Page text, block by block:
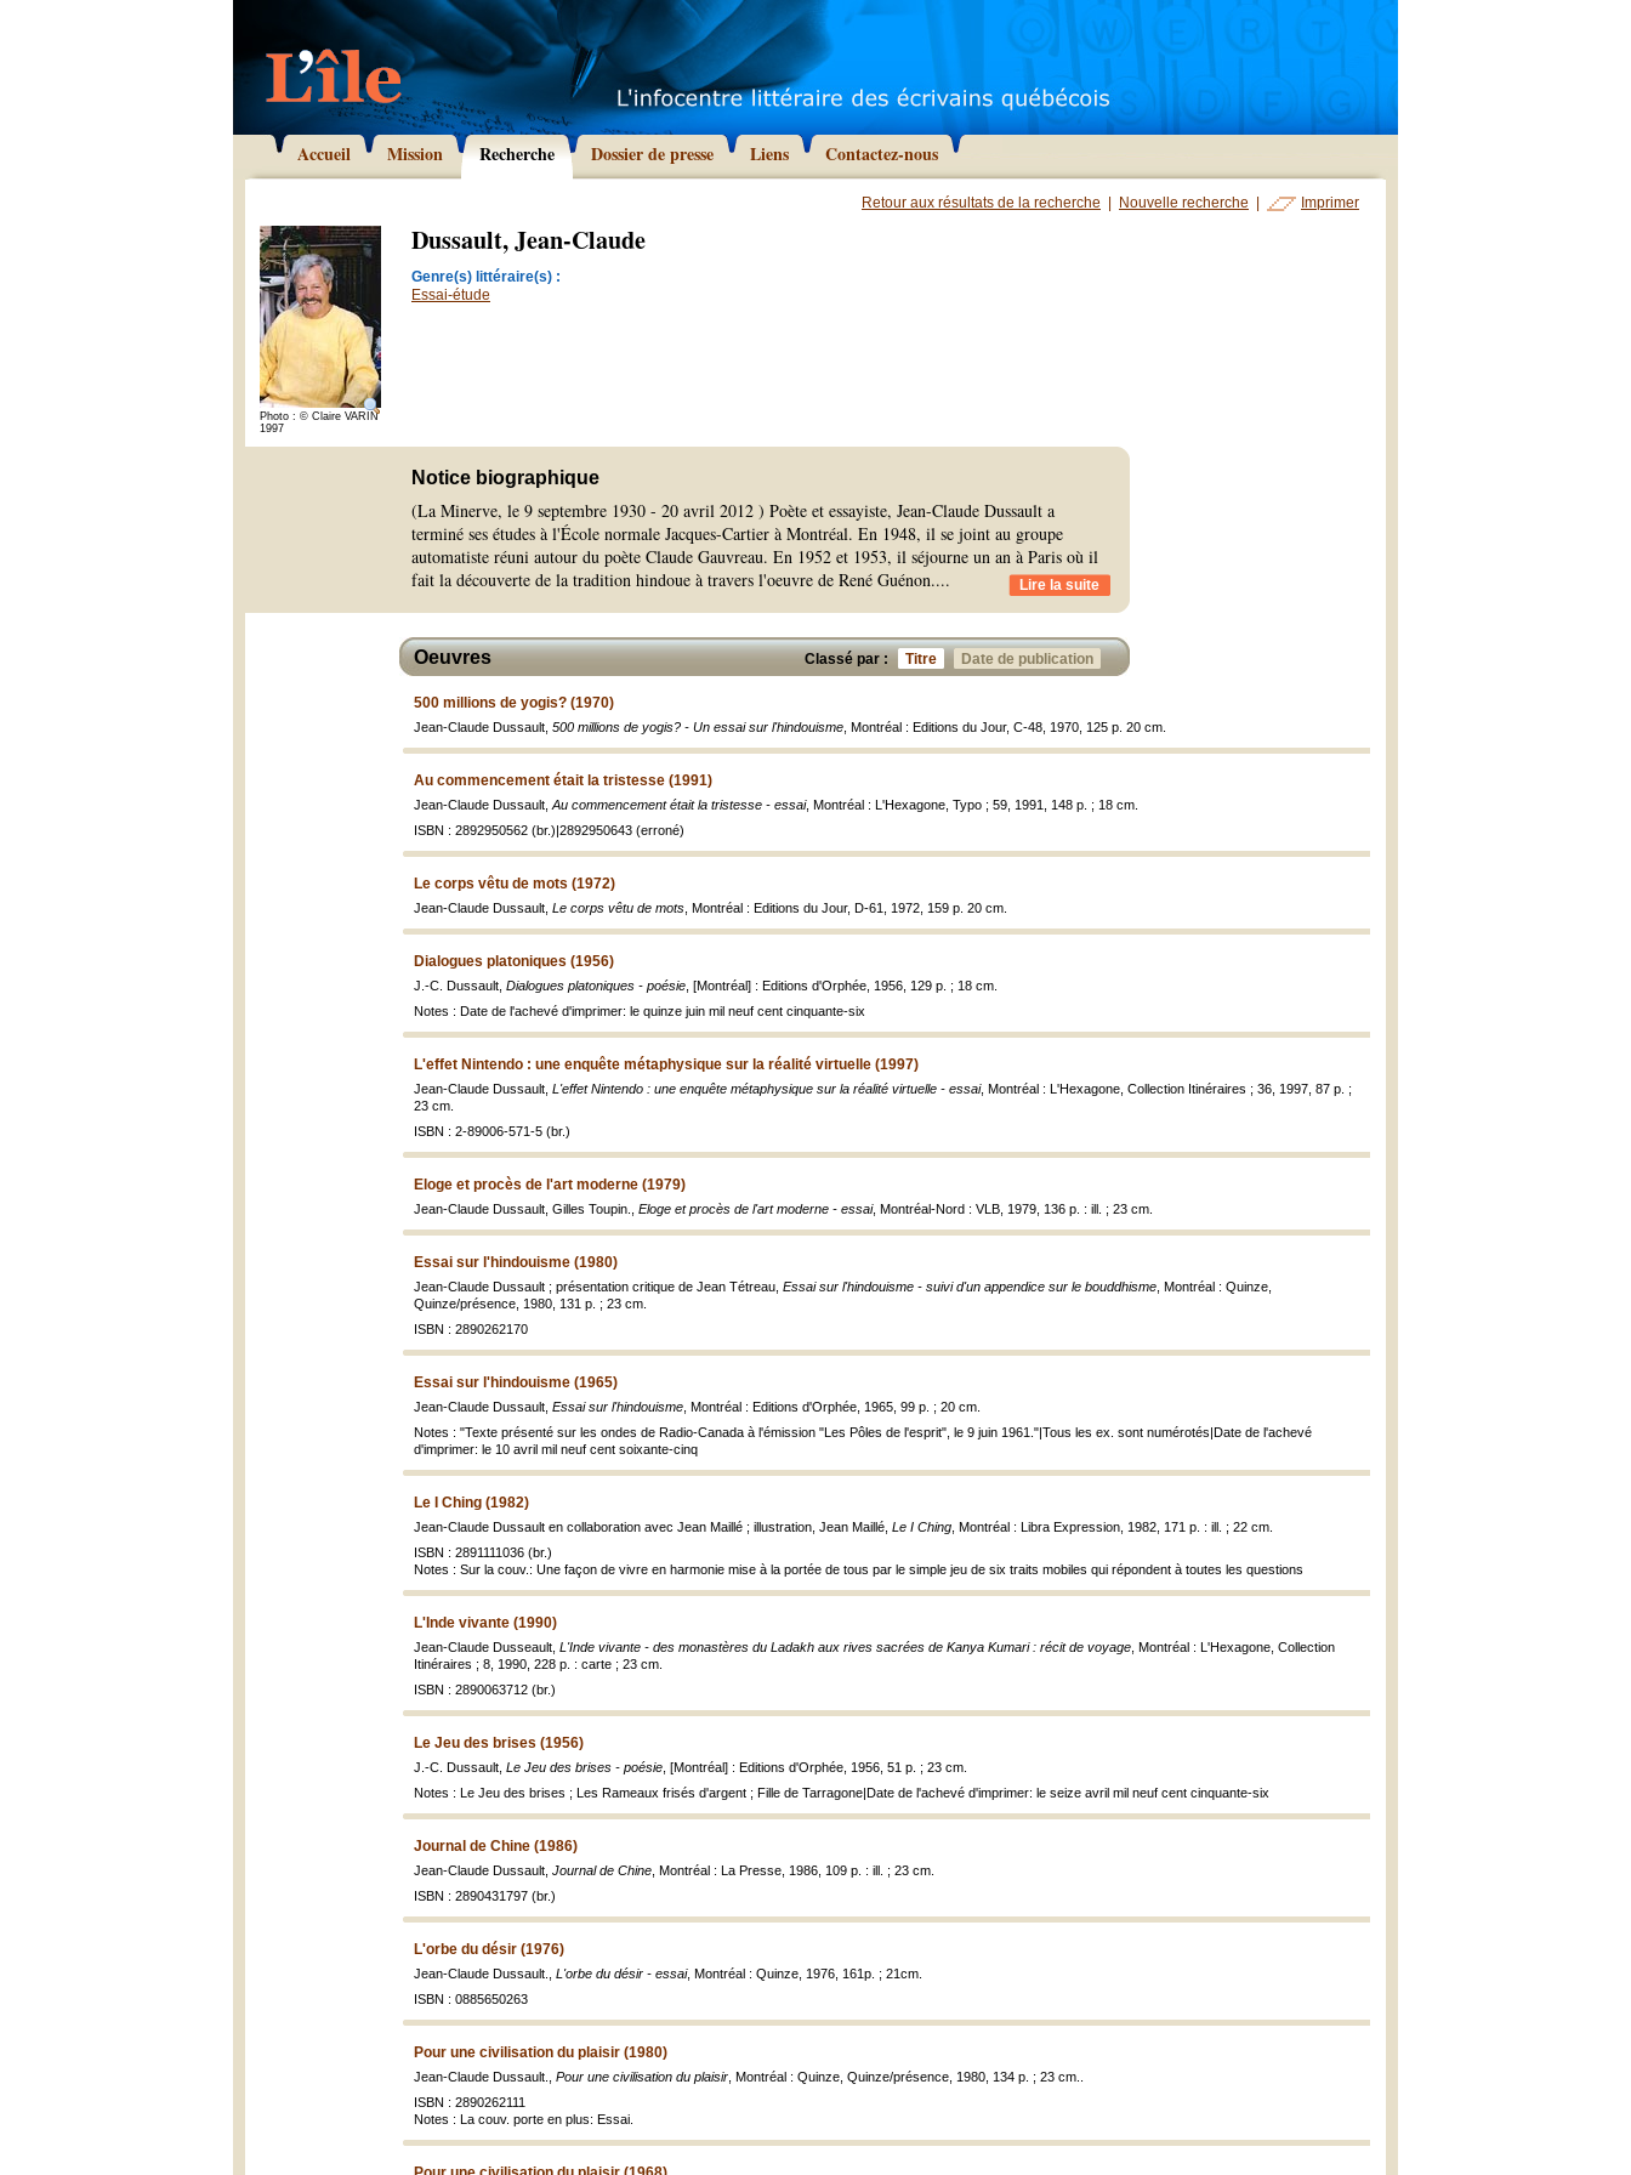
Accueil Mission Recherche Dossier de presse Liens Contactez-nous
Retour aux résultats de la recherche Nouvelle recherche Imprimer
Photo : © Claire VARIN
1997
Dussault, Jean-Claude
Genre(s) littéraire(s) :
Essai-étude
Notice biographique
(La Minerve, le 9 septembre 1930 - 20 avril 2012 ) Poète et essayiste, Jean-Claude Dussault a
terminé ses études à l'École normale Jacques-Cartier à Montréal. En 1948, il se joint au groupe
automatiste réuni autour du poète Claude Gauvreau. En 1952 et 1953, il séjourne un an à Paris où il
fait la découverte de la tradition hindoue à travers l'oeuvre de René Guénon.... Lire la suite
Classé par : Titre Date de publication
Oeuvres
500 millions de yogis? (1970)
Jean-Claude Dussault, 500 millions de yogis? - Un essai sur l'hindouisme , Montréal : Editions du Jour, C-48, 1970, 125 p. 20 cm.
Au commencement était la tristesse (1991)
Jean-Claude Dussault, Au commencement était la tristesse - essai, Montréal : L'Hexagone, Typo ; 59, 1991, 148 p. ; 18 cm.
ISBN : 2892950562 (br.)|2892950643 (erroné)
Le corps vêtu de mots (1972)
Jean-Claude Dussault, Le corps vêtu de mots , Montréal : Editions du Jour, D-61, 1972, 159 p. 20 cm.
Dialogues platoniques (1956)
J.-C. Dussault, Dialogues platoniques - poésie , [Montréal] : Editions d'Orphée, 1956, 129 p. ; 18 cm.
Notes : Date de l'achevé d'imprimer: le quinze juin mil neuf cent cinquante-six
L'effet Nintendo : une enquête métaphysique sur la réalité virtuelle (1997)
Jean-Claude Dussault, L'effet Nintendo : une enquête métaphysique sur la réalité virtuelle - essai, Montréal : L'Hexagone, Collection Itinéraires ; 36, 1997, 87 p. ;
23 cm.
ISBN : 2-89006-571-5 (br.)
Eloge et procès de l'art moderne (1979)
Jean-Claude Dussault, Gilles Toupin., Eloge et procès de l'art moderne - essai, Montréal-Nord : VLB, 1979, 136 p. : ill. ; 23 cm.
Essai sur l'hindouisme (1980)
Jean-Claude Dussault ; présentation critique de Jean Tétreau, Essai sur l'hindouisme - suivi d'un appendice sur le bouddhisme , Montréal : Quinze,
Quinze/présence, 1980, 131 p. ; 23 cm.
ISBN : 2890262170
Essai sur l'hindouisme (1965)
Jean-Claude Dussault, Essai sur l'hindouisme , Montréal : Editions d'Orphée, 1965, 99 p. ; 20 cm.
Notes : "Texte présenté sur les ondes de Radio-Canada à l'émission "Les Pôles de l'esprit", le 9 juin 1961."|Tous les ex. sont numérotés|Date de l'achevé
d'imprimer: le 10 avril mil neuf cent soixante-cinq
Le I Ching (1982)
Jean-Claude Dussault en collaboration avec Jean Maillé ; illustration, Jean Maillé, Le I Ching , Montréal : Libra Expression, 1982, 171 p. : ill. ; 22 cm.
ISBN : 2891111036 (br.)
Notes : Sur la couv.: Une façon de vivre en harmonie mise à la portée de tous par le simple jeu de six traits mobiles qui répondent à toutes les questions
L'Inde vivante (1990)
Jean-Claude Dusseault, L'Inde vivante - des monastères du Ladakh aux rives sacrées de Kanya Kumari : récit de voyage , Montréal : L'Hexagone, Collection
Itinéraires ; 8, 1990, 228 p. : carte ; 23 cm.
ISBN : 2890063712 (br.)
Le Jeu des brises (1956)
J.-C. Dussault, Le Jeu des brises - poésie , [Montréal] : Editions d'Orphée, 1956, 51 p. ; 23 cm.
Notes : Le Jeu des brises ; Les Rameaux frisés d'argent ; Fille de Tarragone|Date de l'achevé d'imprimer: le seize avril mil neuf cent cinquante-six
Journal de Chine (1986)
Jean-Claude Dussault, Journal de Chine , Montréal : La Presse, 1986, 109 p. : ill. ; 23 cm.
ISBN : 2890431797 (br.)
L'orbe du désir (1976)
Jean-Claude Dussault., L'orbe du désir - essai, Montréal : Quinze, 1976, 161p. ; 21cm.
ISBN : 0885650263
Pour une civilisation du plaisir (1980)
Jean-Claude Dussault., Pour une civilisation du plaisir , Montréal : Quinze, Quinze/présence, 1980, 134 p. ; 23 cm..
ISBN : 2890262111
Notes : La couv. porte en plus: Essai.